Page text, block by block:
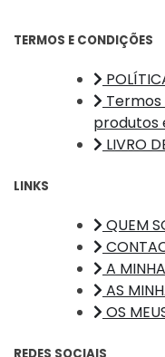
TERMOS E CONDIÇÕES
Termos
produtos
LIVRO
LINKS
QUEM
A
AS
OS